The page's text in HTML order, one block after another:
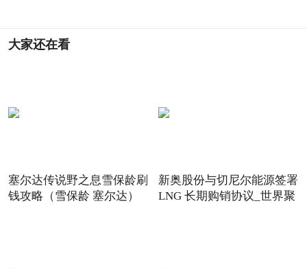
大家还在看
塞尔达传说野之息雪保龄刷
钱攻略（雪保龄 塞尔达）
新奥股份与切尼尔能源签署
LNG 长期购销协议_世界聚